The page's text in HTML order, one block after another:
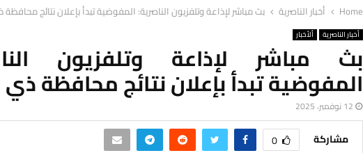
Home أخبار الناصرية بث مباشر لإذاعة وتلفزيون الناصرية: المفوضية تبدأ بإعلان نتائج محافظة
أخبار الناصرية ألأخبار
بث مباشر لإذاعة وتلفزيون
المفوضية تبدأ بإعلان نتائج محافظة ذي
12 نوفمبر، 2025
مشاركة 0